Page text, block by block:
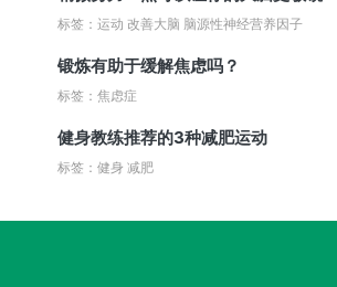
标签：运动 改善大脑 脑源性神经营养因子
锻炼有助于缓解焦虑吗？
标签：焦虑症
健身教练推荐的3种减肥运动
标签：健身 减肥